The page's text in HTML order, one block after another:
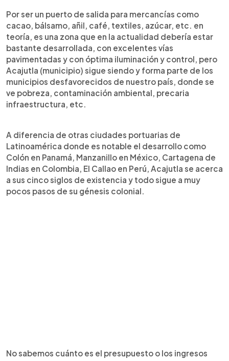
Por ser un puerto de salida para mercancías como
cacao, bálsamo, añil, café, textiles, azúcar, etc. en
teoría, es una zona que en la actualidad debería estar
bastante desarrollada, con excelentes vías
pavimentadas y con óptima iluminación y control, pero
Acajutla (municipio) sigue siendo y forma parte de los
municipios desfavorecidos de nuestro país, donde se
ve pobreza, contaminación ambiental, precaria
infraestructura, etc.
A diferencia de otras ciudades portuarias de
Latinoamérica donde es notable el desarrollo como
Colón en Panamá, Manzanillo en México, Cartagena de
Indias en Colombia, El Callao en Perú, Acajutla se acerca
a sus cinco siglos de existencia y todo sigue a muy
pocos pasos de su génesis colonial.
No sabemos cuánto es el presupuesto o los ingresos